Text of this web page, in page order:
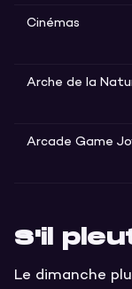
Cinémas
Arche de la
Arcade Game
S'il
Le dimanche